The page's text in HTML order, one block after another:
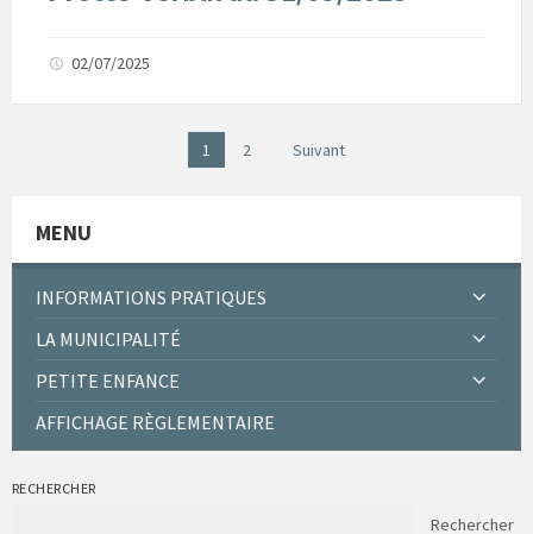
02/07/2025
1 2 Suivant
MENU
INFORMATIONS PRATIQUES
LA MUNICIPALITÉ
PETITE ENFANCE
AFFICHAGE RÈGLEMENTAIRE
RECHERCHER
Rechercher